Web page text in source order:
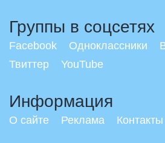
Группы в соцсетях
Facebook Одноклассники
Твиттер
YouTube
Информация
О сайте Реклама Контакты